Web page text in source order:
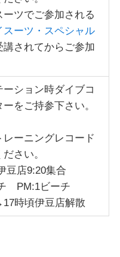
ーツでご参加される
スーツ・スペシャル
講されてからご参加
ーション時ダイブコ
をご持参下さい。
ーニングレコード
さい。
豆店9:20集合
PM:1ビーチ
時頃伊豆店解散